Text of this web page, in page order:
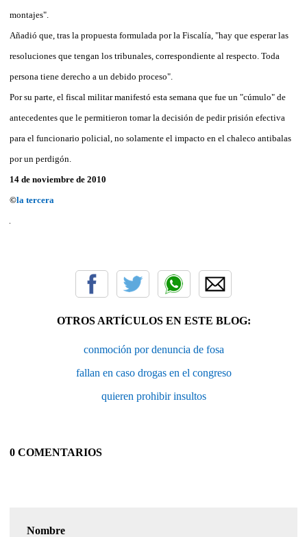
montajes".
Añadió que, tras la propuesta formulada por la Fiscalía, "hay que esperar las
resoluciones que tengan los tribunales, correspondiente al respecto. Toda
persona tiene derecho a un debido proceso".
Por su parte, el fiscal militar manifestó esta semana que fue un "cúmulo" de
antecedentes que le permitieron tomar la decisión de pedir prisión efectiva
para el funcionario policial, no solamente el impacto en el chaleco antibalas
por un perdigón.
14 de noviembre de 2010
©la tercera
OTROS ARTÍCULOS EN ESTE BLOG:
conmoción por denuncia de fosa
fallan en caso drogas en el congreso
quieren prohibir insultos
0 COMENTARIOS
Nombre